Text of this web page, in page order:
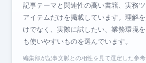
記事テーマと関連性の高い書籍、実務
アイテムだけを掲載しています。理解
けでなく、実際に試したい、業務環境
も使いやすいものを選んでいます。
編集部が記事文脈との相性を見て選定した参